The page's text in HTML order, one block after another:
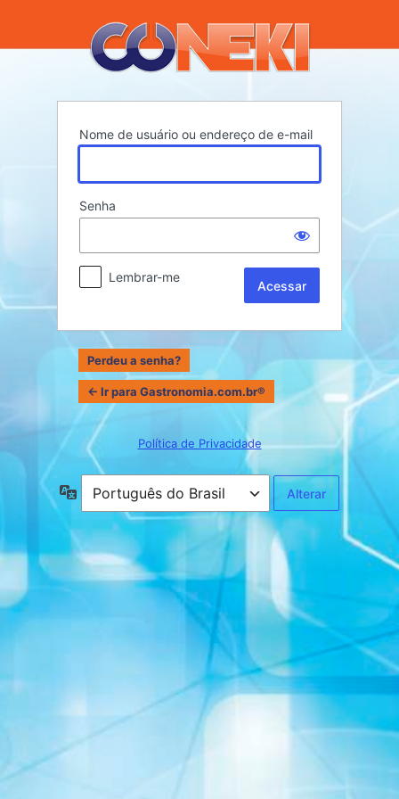
Nome de usuário ou endereço de e-mail
Senha
Lembrar-me
Perdeu a senha?
← Ir para Gastronomia.com.br®
Política de Privacidade
Idioma